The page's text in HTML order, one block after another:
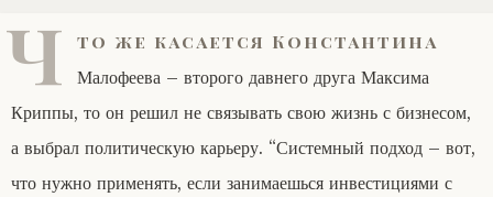
Ч то же касается Константина
Малофеева – второго давнего друга Максима
Криппы, то он решил не связывать свою жизнь с бизнесом,
а выбрал политическую карьеру. “Системный подход – вот,
что нужно применять, если занимаешься инвестициями с